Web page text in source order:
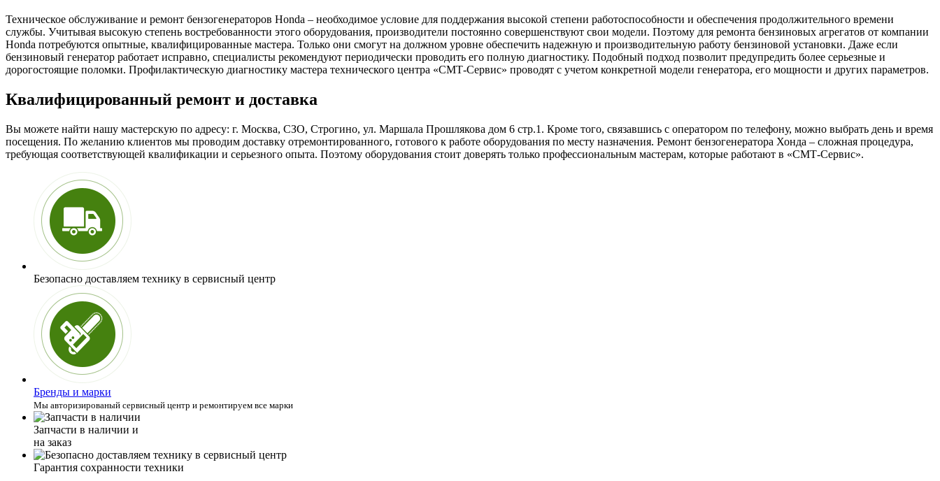
Техническое обслуживание и ремонт бензогенераторов Honda – необходимое условие для поддержания высокой степени работоспособности и обеспечения продолжительного времени
службы. Учитывая высокую степень востребованности этого оборудования, производители постоянно совершенствуют свои модели. Поэтому для ремонта бензиновых агрегатов от компании
Honda потребуются опытные, квалифицированные мастера. Только они смогут на должном уровне обеспечить надежную и производительную работу бензиновой установки. Даже если
бензиновый генератор работает исправно, специалисты рекомендуют периодически проводить его полную диагностику. Подобный подход позволит предупредить более серьезные и
дорогостоящие поломки. Профилактическую диагностику мастера технического центра «СМТ-Сервис» проводят с учетом конкретной модели генератора, его мощности и других параметров.
Квалифицированный ремонт и доставка
Вы можете найти нашу мастерскую по адресу: г. Москва, СЗО, Строгино, ул. Маршала Прошлякова дом 6 стр.1. Кроме того, связавшись с оператором по телефону, можно выбрать день и время
посещения. По желанию клиентов мы проводим доставку отремонтированного, готового к работе оборудования по месту назначения. Ремонт бензогенератора Хонда – сложная процедура,
требующая соответствующей квалификации и серьезного опыта. Поэтому оборудования стоит доверять только профессиональным мастерам, которые работают в «СМТ-Сервис».
Безопасно доставляем технику в сервисный центр
Бренды и марки
Мы авторизированый сервисный центр и ремонтируем все марки
Запчасти в наличии и
на заказ
Гарантия сохранности техники